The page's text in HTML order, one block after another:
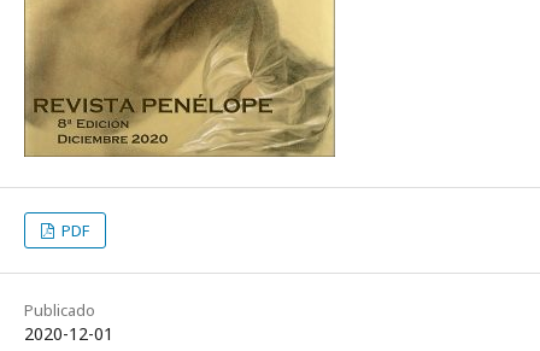
PDF
Publicado
2020-12-01